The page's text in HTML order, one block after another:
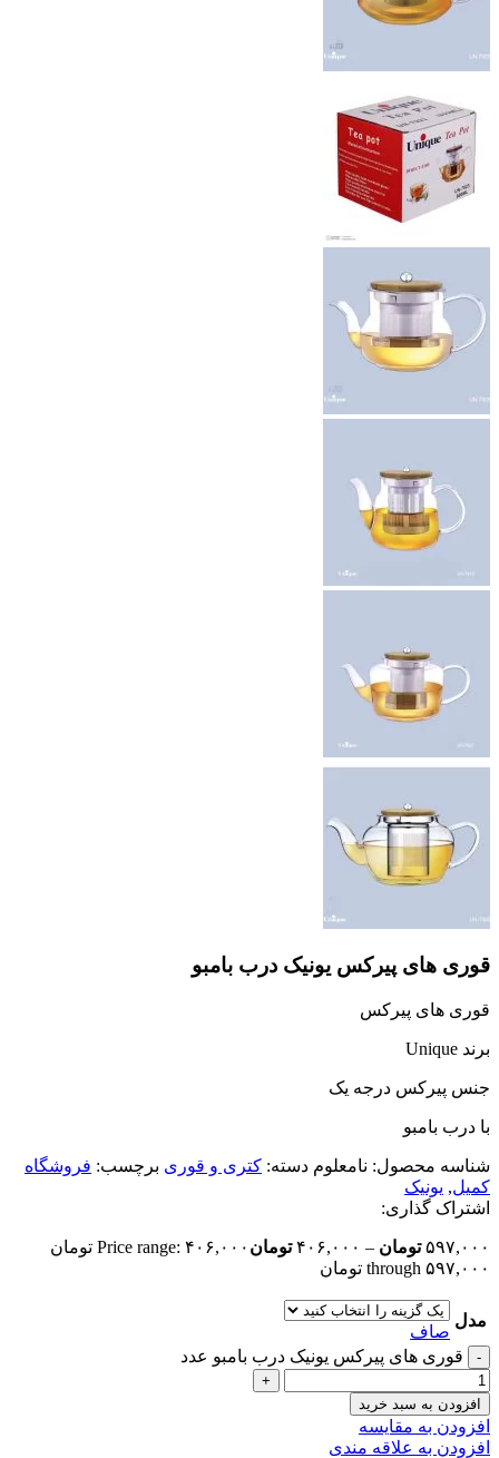
قوری های پیرکس یونیک درب بامبو
قوری های پیرکس
برند Unique
جنس پیرکس درجه یک
با درب بامبو
شناسه محصول: نامعلوم دسته: کتری و قوری برچسب: فروشگاه
کمیل, یونیک
اشتراک گذاری:
۵۹۷,۰۰۰ تومان – ۴۰۶,۰۰۰ تومان
Price range: ۴۰۶,۰۰۰ تومان
through ۵۹۷,۰۰۰ تومان
مدل
صاف
قوری های پیرکس یونیک درب بامبو عدد
افزودن به سبد خرید
افزودن به مقایسه
افزودن به علاقه مندی